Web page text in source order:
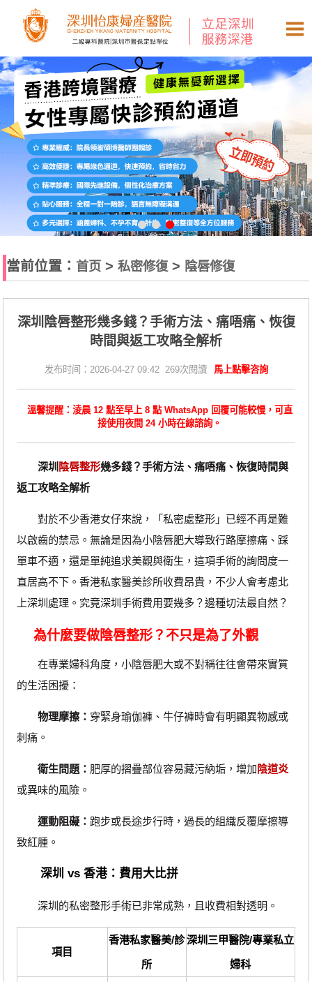
當前位置： 首页 >私密修復 > 陰唇修復
深圳陰唇整形幾多錢？手術方法、痛唔痛、恢復
時間與返工攻略全解析
发布时间：2026-04-27 09:42 269次閱讀 馬上點擊咨詢
溫馨提醒：淩晨 12 點至早上 8 點 WhatsApp 回覆可能較慢，可直
接使用夜間 24 小時在線諮詢。
深圳 陰唇整形幾多錢？手術方法、痛唔痛、恢復時間與
返工攻略全解析
對於不少香港女仔來說，「私密處整形」已經不再是難
以啟齒的禁忌。無論是因為小陰唇肥大導致行路摩擦痛、踩
單車不適，還是單純追求美觀與衛生，這項手術的詢問度一
直居高不下。香港私家醫美診所收費昂貴，不少人會考慮北
上深圳處理。究竟深圳手術費用要幾多？邊種切法最自然？
為什麼要做陰唇整形？不只是為了外觀
在專業婦科角度，小陰唇肥大或不對稱往往會帶來實質
的生活困擾：
物理摩擦： 穿緊身瑜伽褲、牛仔褲時會有明顯異物感或
刺痛。
衛生問題： 肥厚的摺疊部位容易藏污納垢，增加陰道炎
或異味的風險。
運動阻礙： 跑步或長途步行時，過長的組織反覆摩擦導
致紅腫。
深圳 vs 香港：費用大比拼
深圳的私密整形手術已非常成熟，且收費相對透明。
項目
香港私家醫美/診
所
深圳三甲醫院/專業私立
婦科